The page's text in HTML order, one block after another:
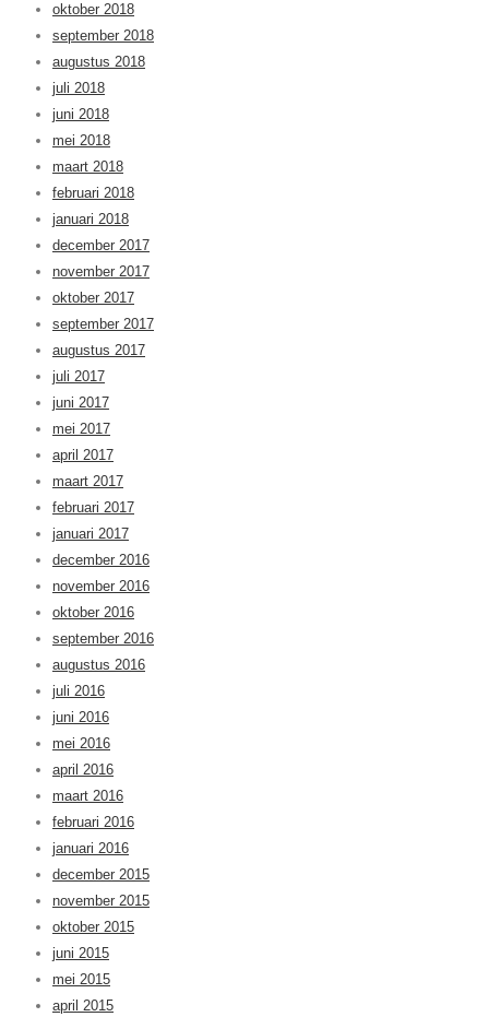
oktober 2018
september 2018
augustus 2018
juli 2018
juni 2018
mei 2018
maart 2018
februari 2018
januari 2018
december 2017
november 2017
oktober 2017
september 2017
augustus 2017
juli 2017
juni 2017
mei 2017
april 2017
maart 2017
februari 2017
januari 2017
december 2016
november 2016
oktober 2016
september 2016
augustus 2016
juli 2016
juni 2016
mei 2016
april 2016
maart 2016
februari 2016
januari 2016
december 2015
november 2015
oktober 2015
juni 2015
mei 2015
april 2015